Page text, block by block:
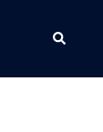
Caută